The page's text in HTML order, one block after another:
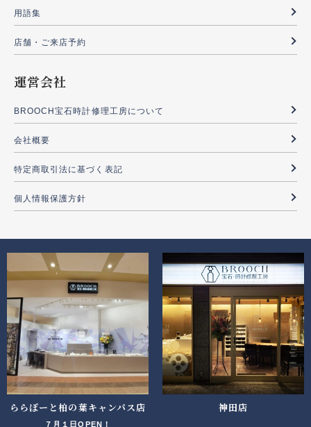
用語集
店舗・ご来店予約
運営会社
BROOCH宝石時計修理工房について
会社概要
特定商取引法に基づく表記
個人情報保護方針
ららぽーと柏の葉キャンパス店
７月１日OPEN！
神田店